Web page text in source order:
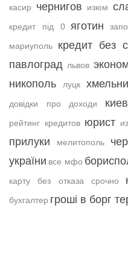
касир чернигов изюм
кредит під 0 яготин
мариуполь
кредит без
павлоград львов
никополь
луцк
довідки про доходи киев
рейтинг кредитов юрист
прилуки мелитополь
україни все мфо
карту без отказа срочно
бухгалтер гроші в борг